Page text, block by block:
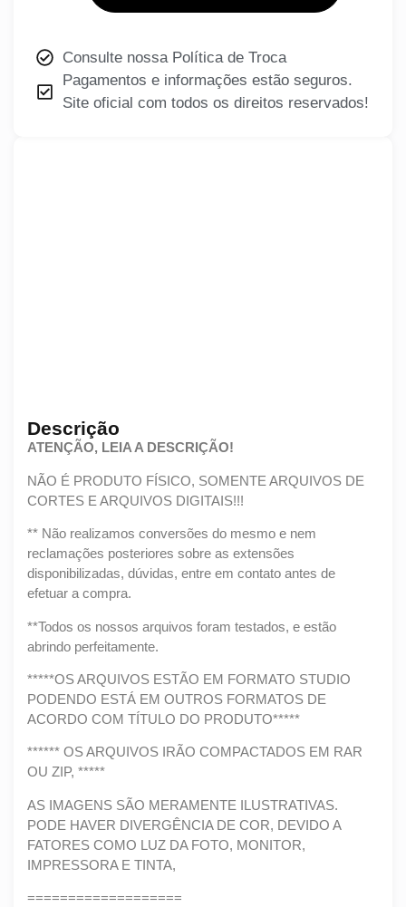
Descrição
ATENÇÃO, LEIA A DESCRIÇÃO!
NÃO É PRODUTO FÍSICO, SOMENTE ARQUIVOS DE
CORTES E ARQUIVOS DIGITAIS!!!
** Não realizamos conversões do mesmo e nem
reclamações posteriores sobre as extensões
disponibilizadas, dúvidas, entre em contato antes de
efetuar a compra.
**Todos os nossos arquivos foram testados, e estão
abrindo perfeitamente.
*****OS ARQUIVOS ESTÃO EM FORMATO STUDIO
PODENDO ESTÁ EM OUTROS FORMATOS DE
ACORDO COM TÍTULO DO PRODUTO*****
****** OS ARQUIVOS IRÃO COMPACTADOS EM RAR
OU ZIP, *****
AS IMAGENS SÃO MERAMENTE ILUSTRATIVAS.
PODE HAVER DIVERGÊNCIA DE COR, DEVIDO A
FATORES COMO LUZ DA FOTO, MONITOR,
IMPRESSORA E TINTA,
===================
Consulte nossa Política de Troca
Pagamentos e informações estão seguros.
Site oficial com todos os direitos reservados!